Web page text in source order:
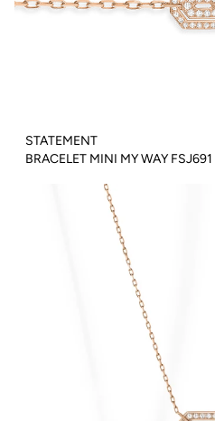
STATEMENT
BRACELET MINI MY WAY FSJ691